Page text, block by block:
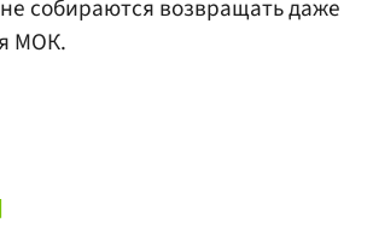
собираются возвращать даже
МОК.